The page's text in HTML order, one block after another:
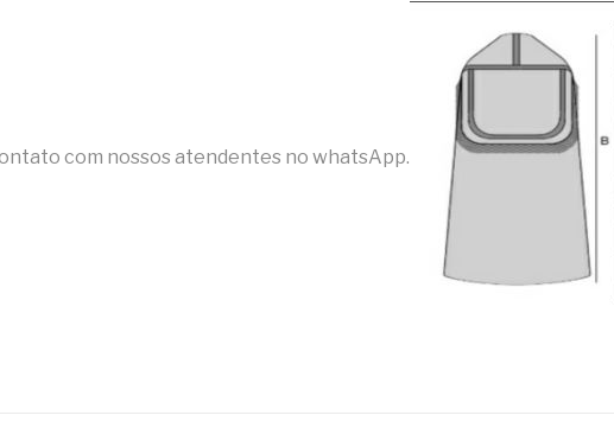
com nossos atendentes no whatsApp.